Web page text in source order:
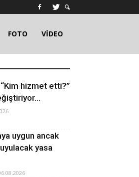
FOTO VİDEO
“Kim hizmet etti?”
uygun ancak
yasa